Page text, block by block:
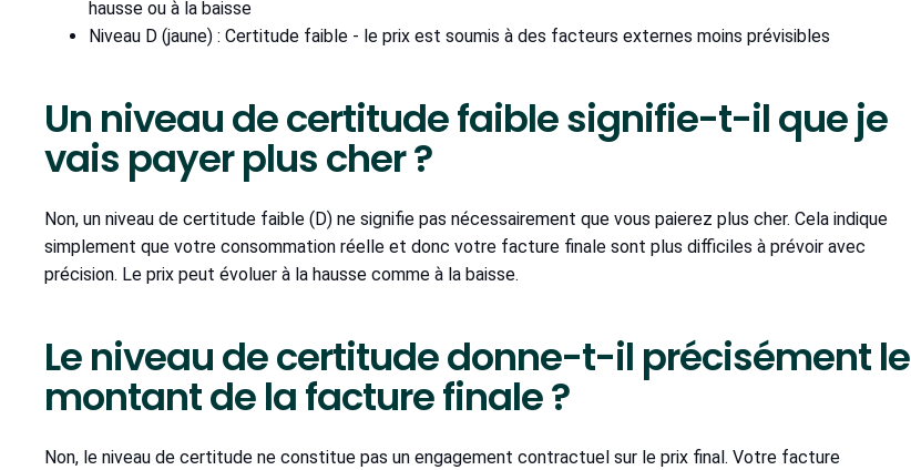
hausse ou à la baisse
Niveau D (jaune) : Certitude faible - le prix est soumis à des facteurs externes moins prévisibles
Un niveau de certitude faible signifie-t-il que je
vais payer plus cher ?
Non, un niveau de certitude faible (D) ne signifie pas nécessairement que vous paierez plus cher. Cela indique
simplement que votre consommation réelle et donc votre facture finale sont plus difficiles à prévoir avec
précision. Le prix peut évoluer à la hausse comme à la baisse.
Le niveau de certitude donne-t-il précisément le
montant de la facture finale ?
Non, le niveau de certitude ne constitue pas un engagement contractuel sur le prix final. Votre facture